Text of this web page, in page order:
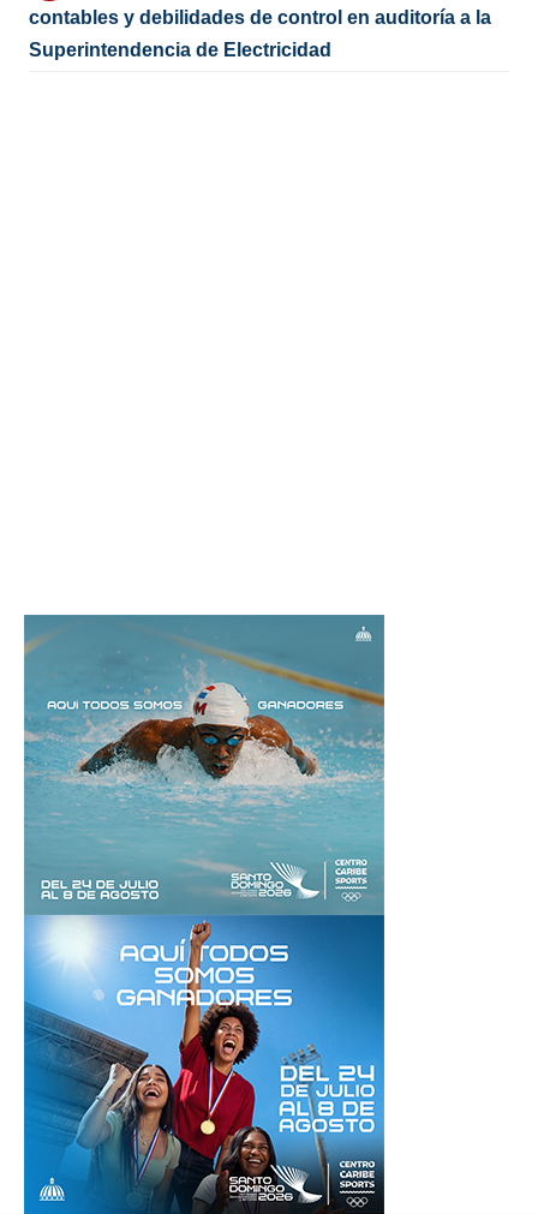
contables y debilidades de control en auditoría a la
Superintendencia de Electricidad